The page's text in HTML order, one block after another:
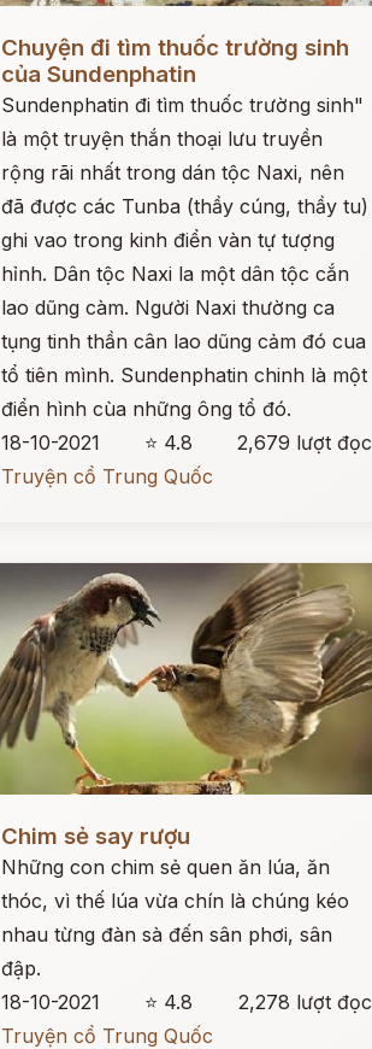
Chuyện đi tìm thuốc trường sinh
của Sundenphatin
Sundenphatin đi tìm thuốc trường sinh"
là một truyện thắn thoại lưu truyền
rộng rãi nhất trong dán tộc Naxi, nên
đã được các Tunba (thầy cúng, thầy tu)
ghi vao trong kinh điển vàn tự tượng
hỉnh. Dân tộc Naxi la một dân tộc cắn
lao dũng càm. Người Naxi thường ca
tụng tinh thần cân lao dũng cảm đó cua
tổ tiên mình. Sundenphatin chinh là một
điển hình cùa những ông tổ đó.
18-10-2021
⭐ 4.8
2,679 lượt đọc
Truyện cổ Trung Quốc
Chim sẻ say rượu
Những con chim sẻ quen ăn lúa, ăn
thóc, vì thế lúa vừa chín là chúng kéo
nhau từng đàn sà đến sân phơi, sân
đập.
18-10-2021
⭐ 4.8
2,278 lượt đọc
Truyện cổ Trung Quốc